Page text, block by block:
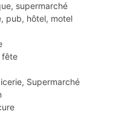
supermarché
pub, hôtel, motel
fête
Supermarché